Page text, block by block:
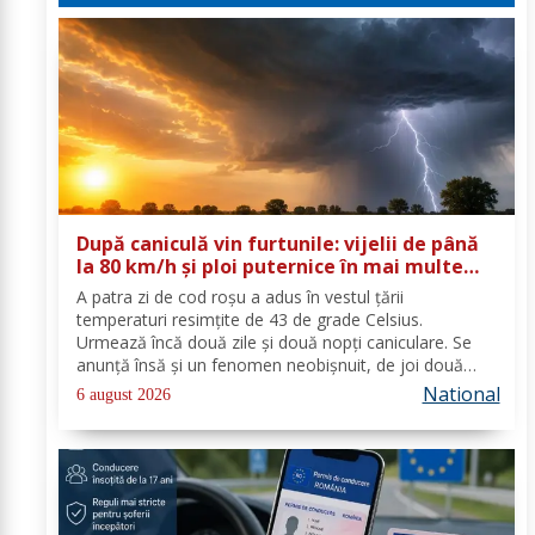
După caniculă vin furtunile: vijelii de până
la 80 km/h și ploi puternice în mai multe
zone
A patra zi de cod roşu a adus în vestul ţării
temperaturi resimţite de 43 de grade Celsius.
Urmează încă două zile şi două nopţi caniculare. Se
anunţă însă şi un fenomen neobişnuit, de joi două
alerte extreme vor fi în vigoare în acelaşi timp în mare
parte din ţară: un cod de caniculă şi unul de...
6 august 2026 National